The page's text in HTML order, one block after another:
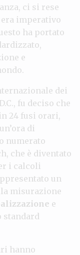
ci si rese
imperativo
ha portato
e
dei
fu deciso che
24 fusi orari,
di
numerato
che è diventato
i calcoli
un
misurazione
e
standard
hanno